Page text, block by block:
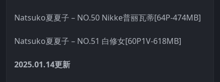
Natsuko夏夏子 – NO.50 Nikke普丽瓦蒂[64P-474MB]
Natsuko夏夏子 – NO.51 白修女[60P1V-618MB]
2025.01.14更新